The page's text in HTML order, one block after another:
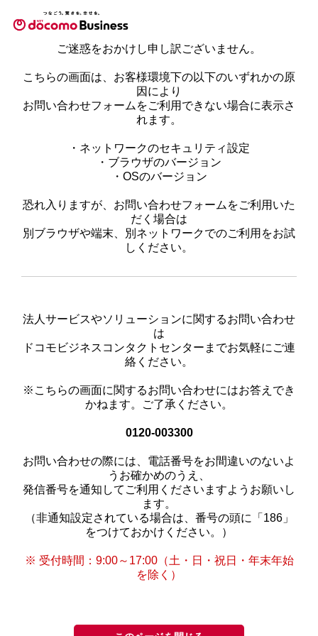
ご迷惑をおかけし申し訳ございません。
こちらの画面は、お客様環境下の以下のいずれかの原
因により
お問い合わせフォームをご利用できない場合に表示さ
れます。
・ネットワークのセキュリティ設定
・ブラウザのバージョン
・OSのバージョン
恐れ入りますが、お問い合わせフォームをご利用いた
だく場合は
別ブラウザや端末、別ネットワークでのご利用をお試
しください。
法人サービスやソリューションに関するお問い合わせ
は
ドコモビジネスコンタクトセンターまでお気軽にご連
絡ください。
※こちらの画面に関するお問い合わせにはお答えでき
かねます。ご了承ください。
0120-003300
お問い合わせの際には、電話番号をお間違いのないよ
うお確かめのうえ、
発信番号を通知してご利用くださいますようお願いし
ます。
（非通知設定されている場合は、番号の頭に「186」
をつけておかけください。）
※ 受付時間：9:00～17:00（土・日・祝日・年末年始
を除く）